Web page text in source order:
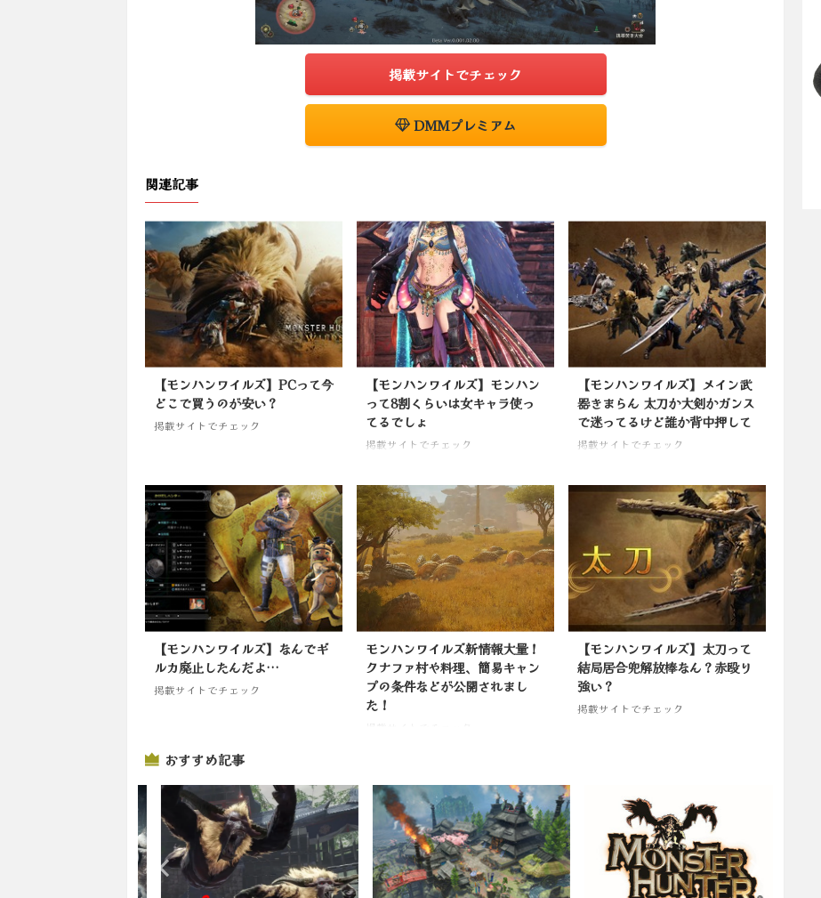
掲載サイトでチェック
DMMプレミアム
関連記事
【モンハンワイルズ】PCって今
どこで買うのが安い？
掲載サイトでチェック
【モンハンワイルズ】モンハン
って8割くらいは女キャラ使っ
てるでしょ
掲載サイトでチェック
【モンハンワイルズ】メイン武
器きまらん 太刀か大剣かガンス
で迷ってるけど誰か背中押して
掲載サイトでチェック
【モンハンワイルズ】なんでギ
ルカ廃止したんだよ…
掲載サイトでチェック
モンハンワイルズ新情報大量！
クナファ村や料理、簡易キャン
プの条件などが公開されまし
た！
掲載サイトでチェック
【モンハンワイルズ】太刀って
結局居合兜解放棒なん？赤殴り
強い？
掲載サイトでチェック
おすすめ記事